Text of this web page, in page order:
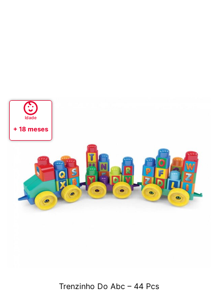
Idade
+ 18 meses
Trenzinho Do Abc – 44 Pcs